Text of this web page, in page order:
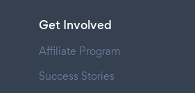
Get Involved
Affiliate Program
Success Stories